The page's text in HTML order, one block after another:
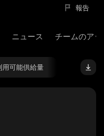
報告
ニュース チームのア
用可能供給量